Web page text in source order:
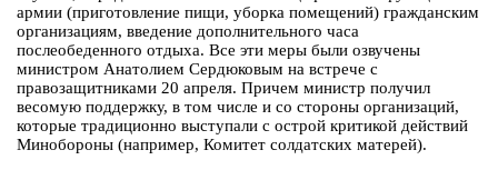
армии (приготовление пищи, уборка помещений) гражданским
организациям, введение дополнительного часа
послеобеденного отдыха. Все эти меры были озвучены
министром Анатолием Сердюковым на встрече с
правозащитниками 20 апреля. Причем министр получил
весомую поддержку, в том числе и со стороны организаций,
которые традиционно выступали с острой критикой действий
Минобороны (например, Комитет солдатских матерей).